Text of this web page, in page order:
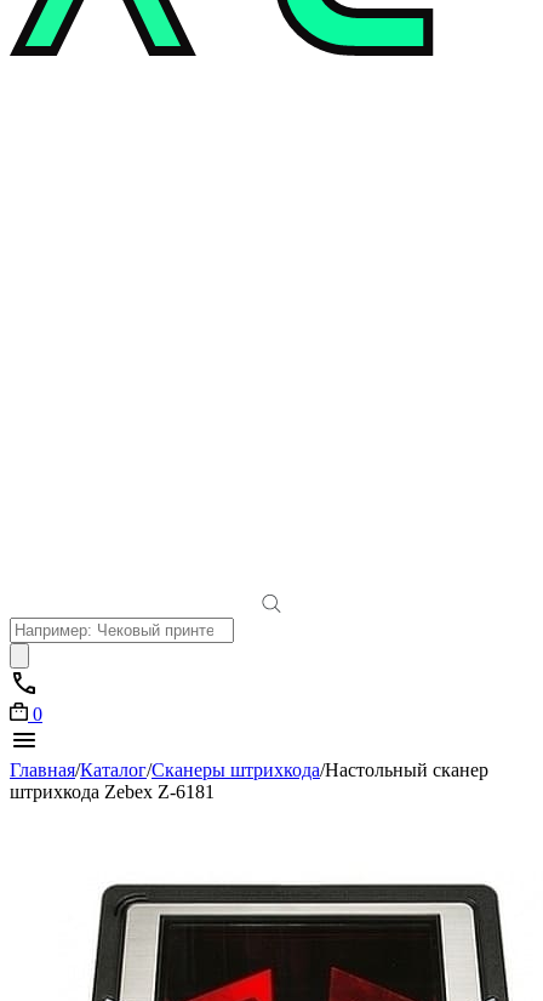
Поиск
товаров
0
Главная/Каталог/Сканеры штрихкода/Настольный сканер
штрихкода Zebex Z-6181